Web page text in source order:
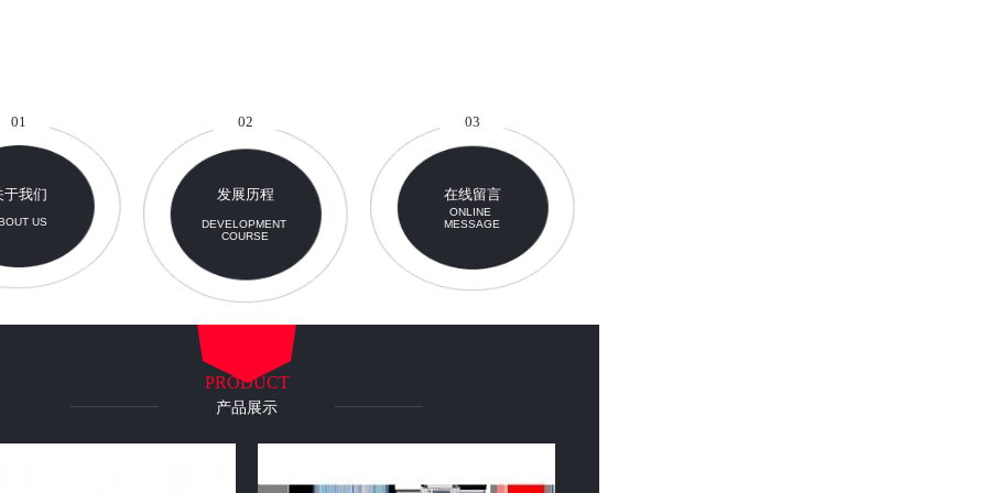
01
于我们
US
02
发展历程
DEVELOPMENT
COURSE
03
在线留言
ONLINE
MESSAGE
PRODUCT
产品展示